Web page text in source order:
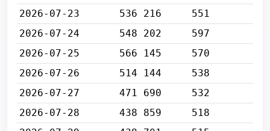
2026-07-23
536 216
551
2026-07-24
548 202
597
2026-07-25
566 145
570
2026-07-26
514 144
538
2026-07-27
471 690
532
2026-07-28
438 859
518